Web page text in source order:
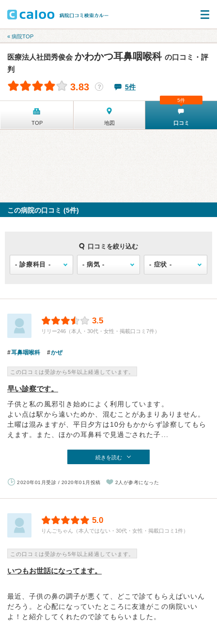
« 病院TOP
医療法人社団秀俊会 かわかつ耳鼻咽喉科 の口コミ・評
判
3.83 ？ 5件
TOP 地図 口コミ
5件
この病院の口コミ (5件)
口コミを絞り込む
3.5
リリー246（本人・30代・女性・掲載口コミ7件）
耳鼻咽喉科 かぜ
この口コミは受診から5年以上経過しています。
早い診察です。
子供と私の風邪引き始めによく利用しています。
よい点は駅から遠いためか、混むことがあまりありません。
土曜は混みますが、平日夕方は10分もかからず診察してもら
えます。また、ほかの耳鼻科で見過ごされた子...
続きを読む
2020年01月受診 / 2020年01月投稿 2人が参考になった
5.0
りんごちゃん（本人ではない・30代・女性・掲載口コミ1件）
この口コミは受診から5年以上経過しています。
いつもお世話になってます。
最近、子供の鼻の調子が悪くて、どこで診てもらえばいいん
だろう。と心配になっていたところに友達がこの病院いい
よ！と紹介してくれたので診てもらいました。